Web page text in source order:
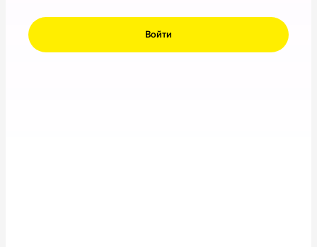
Войти